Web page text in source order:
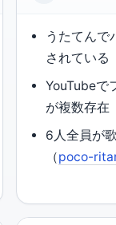
うたてんで
されている
YouTubeで
が複数存在
6人全員が
（poco-